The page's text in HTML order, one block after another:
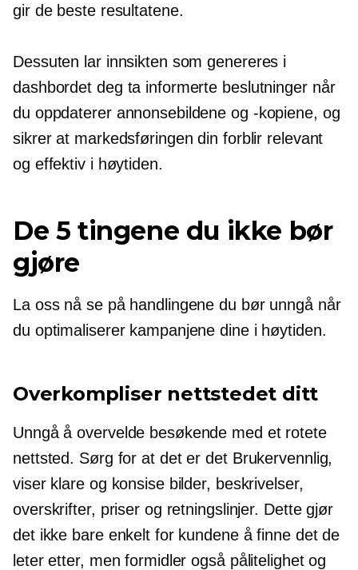
gir de beste resultatene.
Dessuten lar innsikten som genereres i
dashbordet deg ta informerte beslutninger når
du oppdaterer annonsebildene og -kopiene, og
sikrer at markedsføringen din forblir relevant
og effektiv i høytiden.
De 5 tingene du ikke bør
gjøre
La oss nå se på handlingene du bør unngå når
du optimaliserer kampanjene dine i høytiden.
Overkompliser nettstedet ditt
Unngå å overvelde besøkende med et rotete
nettsted. Sørg for at det er det Brukervennlig,
viser klare og konsise bilder, beskrivelser,
overskrifter, priser og retningslinjer. Dette gjør
det ikke bare enkelt for kundene å finne det de
leter etter, men formidler også pålitelighet og